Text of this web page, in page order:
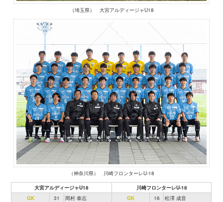
（埼玉県） 大宮アルディージャU18
（神奈川県） 川崎フロンターレU-18
大宮アルディージャU18
川崎フロンターレU-18
GK
31 岡村 泰志 GK 16
松澤 成音